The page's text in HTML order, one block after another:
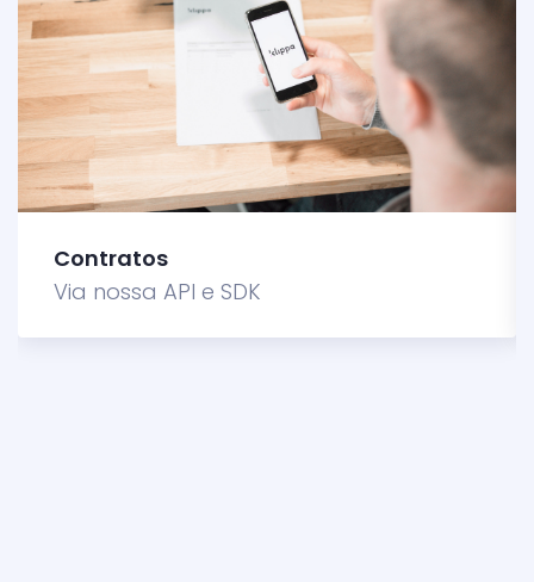
Contratos
Via nossa API e SDK